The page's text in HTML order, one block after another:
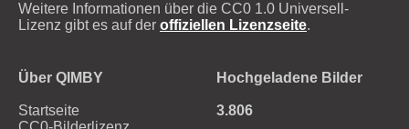
Weitere Informationen über die CC0 1.0 Universell-
Lizenz gibt es auf der offiziellen Lizenzseite.
Über QIMBY
Startseite
Hochgeladene Bilder
3.806